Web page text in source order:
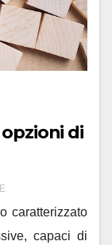
di
caratterizzato
capaci di